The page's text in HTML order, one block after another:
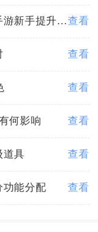
有哪些技巧可以帮助二战风云手游新手提升声望查看
查看
查看
何影响 查看
道具 查看
功能分配 查看